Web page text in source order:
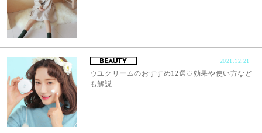
2021.12.21
ウユクリームのおすすめ12選♡効果や使い方など
も解説